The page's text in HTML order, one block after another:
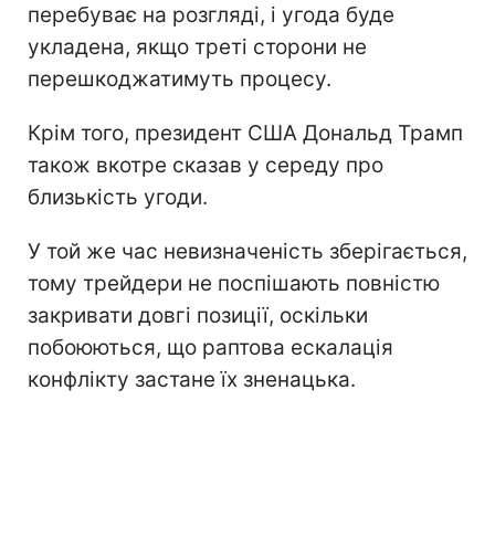
перебуває на розгляді, і угода буде
укладена, якщо треті сторони не
перешкоджатимуть процесу.
Крім того, президент США Дональд Трамп
також вкотре сказав у середу про
близькість угоди.
У той же час невизначеність зберігається,
тому трейдери не поспішають повністю
закривати довгі позиції, оскільки
побоюються, що раптова ескалація
конфлікту застане їх зненацька.